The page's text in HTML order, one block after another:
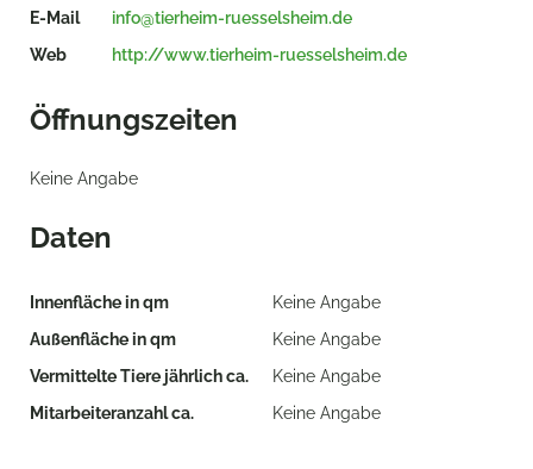
E-Mail
info@tierheim-ruesselsheim.de
Web
http://www.tierheim-ruesselsheim.de
Öffnungszeiten
Keine Angabe
Daten
Innenfläche in qm
Keine Angabe
Außenfläche in qm
Keine Angabe
Vermittelte Tiere jährlich ca.
Keine Angabe
Mitarbeiteranzahl ca.
Keine Angabe